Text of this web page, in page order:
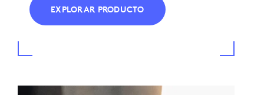
EXPLORAR PRODUCTO